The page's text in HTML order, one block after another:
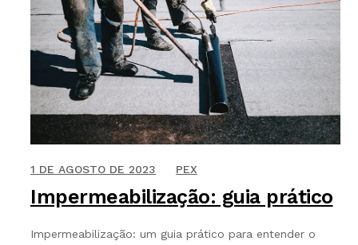
COMO FUNCIONA
PORTFÓLIO
BLOG
3 DE JULHO DE 2023
1 DE AGOSTO DE 2023 PEX
Impermeabilização: guia prático
Impermeabilização: um guia prático para entender o